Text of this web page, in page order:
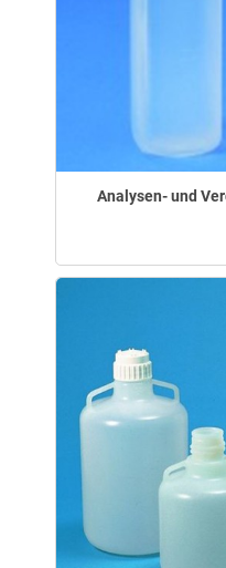
Analysen- und